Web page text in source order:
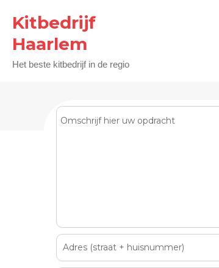
Kitbedrijf
Haarlem
Het beste kitbedrijf in de regio